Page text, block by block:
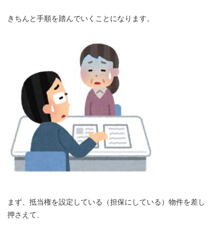
きちんと手順を踏んでいくことになります。
まず、抵当権を設定している（担保にしている）物件を差し
押さえて、